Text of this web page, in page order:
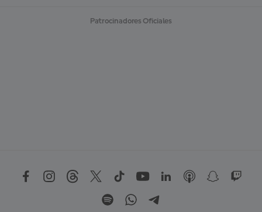
Patrocinadores Oficiales